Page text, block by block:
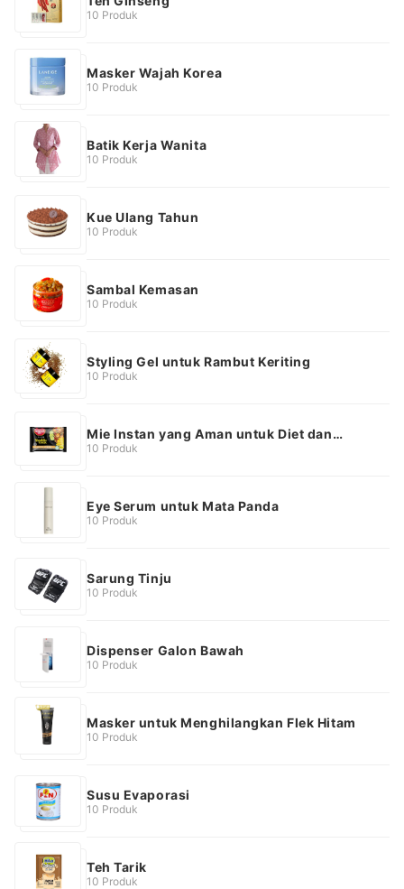
10 Produk
Masker Wajah Korea
10 Produk
Batik Kerja Wanita
10 Produk
Kue Ulang Tahun
10 Produk
Sambal Kemasan
10 Produk
Styling Gel untuk Rambut Keriting
10 Produk
Mie Instan yang Aman untuk Diet dan
Vegetarian
10 Produk
Eye Serum untuk Mata Panda
10 Produk
Sarung Tinju
10 Produk
Dispenser Galon Bawah
10 Produk
Masker untuk Menghilangkan Flek Hitam
10 Produk
Susu Evaporasi
10 Produk
Teh Tarik
10 Produk